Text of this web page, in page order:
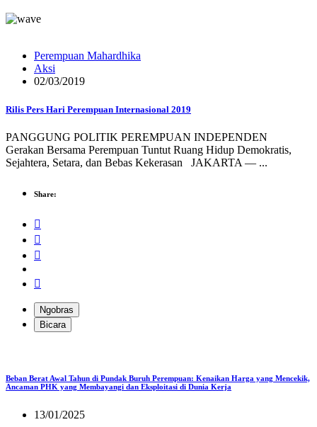
Perempuan Mahardhika
Aksi
02/03/2019
Rilis Pers Hari Perempuan Internasional 2019
PANGGUNG POLITIK PEREMPUAN INDEPENDEN
Gerakan Bersama Perempuan Tuntut Ruang Hidup Demokratis,
Sejahtera, Setara, dan Bebas Kekerasan JAKARTA — ...
Share:
Ngobras
Bicara
Beban Berat Awal Tahun di Pundak Buruh Perempuan: Kenaikan Harga yang Mencekik,
Ancaman PHK yang Membayangi dan Eksploitasi di Dunia Kerja
13/01/2025